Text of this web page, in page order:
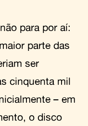
para por aí:
parte das
ser
cinquenta mil
– em
o disco